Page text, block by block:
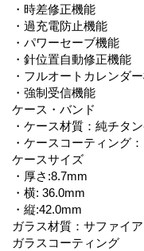
・時差修正機能
・過充電防止機能
・パワーセーブ機能
・針位置自動修正機能
・フルオートカレンダ
・強制受信機能
ケース・バンド
・ケース材質：純チタ
・ケースコーティング
ケースサイズ
・厚さ:8.7mm
・横: 36.0mm
・縦:42.0mm
ガラス材質：サファイア
ガラスコーティング